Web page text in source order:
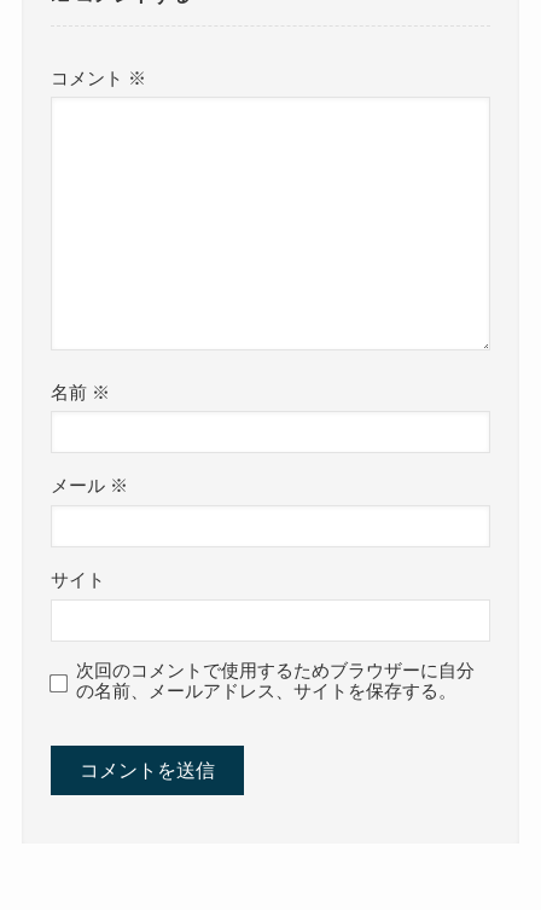
コメント ※
名前 ※
メール ※
サイト
次回のコメントで使用するためブラウザーに自分
の名前、メールアドレス、サイトを保存する。